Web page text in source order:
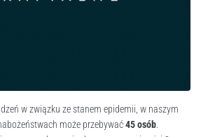
w związku ze stanem epidemii, w naszym
może przebywać45 osób